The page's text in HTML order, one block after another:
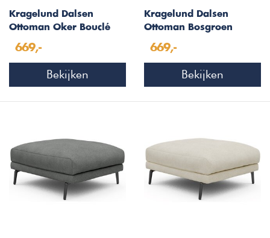
Kragelund Dalsen
Ottoman Oker Bouclé
669,-
Bekijken
Kragelund Dalsen
Ottoman Bosgroen
669,-
Bekijken